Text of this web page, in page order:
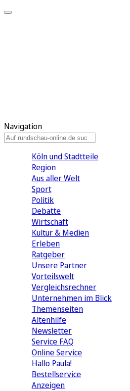
Navigation
Köln und Stadtteile
Region
Aus aller Welt
Sport
Politik
Debatte
Wirtschaft
Kultur & Medien
Erleben
Ratgeber
Unsere Partner
Vorteilswelt
Vergleichsrechner
Unternehmen im Blick
Themenseiten
Altenhilfe
Newsletter
Service FAQ
Online Service
Hallo Paula!
Bestellservice
Anzeigen